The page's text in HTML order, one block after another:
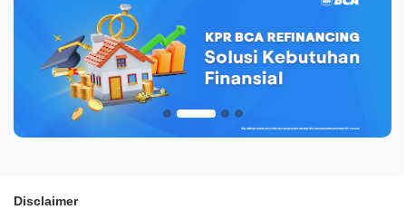
Disclaimer